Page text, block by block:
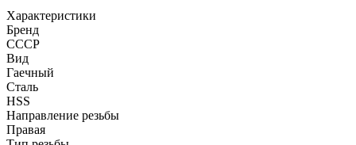
Характеристики
Бренд
СССР
Вид
Гаечный
Сталь
HSS
Направление резьбы
Правая